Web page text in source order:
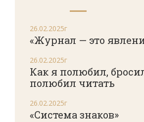
26.02.2025г
«Журнал — это
26.02.2025г
Как я полюбил,
полюбил читать
26.02.2025г
«Система знаков»